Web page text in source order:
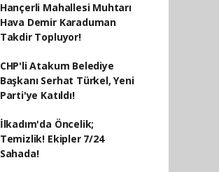
Hançerli Mahallesi Muhtarı
Hava Demir Karaduman
Takdir Topluyor!
CHP'li Atakum Belediye
Başkanı Serhat Türkel, Yeni
Parti'ye Katıldı!
İlkadım'da Öncelik;
Temizlik! Ekipler 7/24
Sahada!